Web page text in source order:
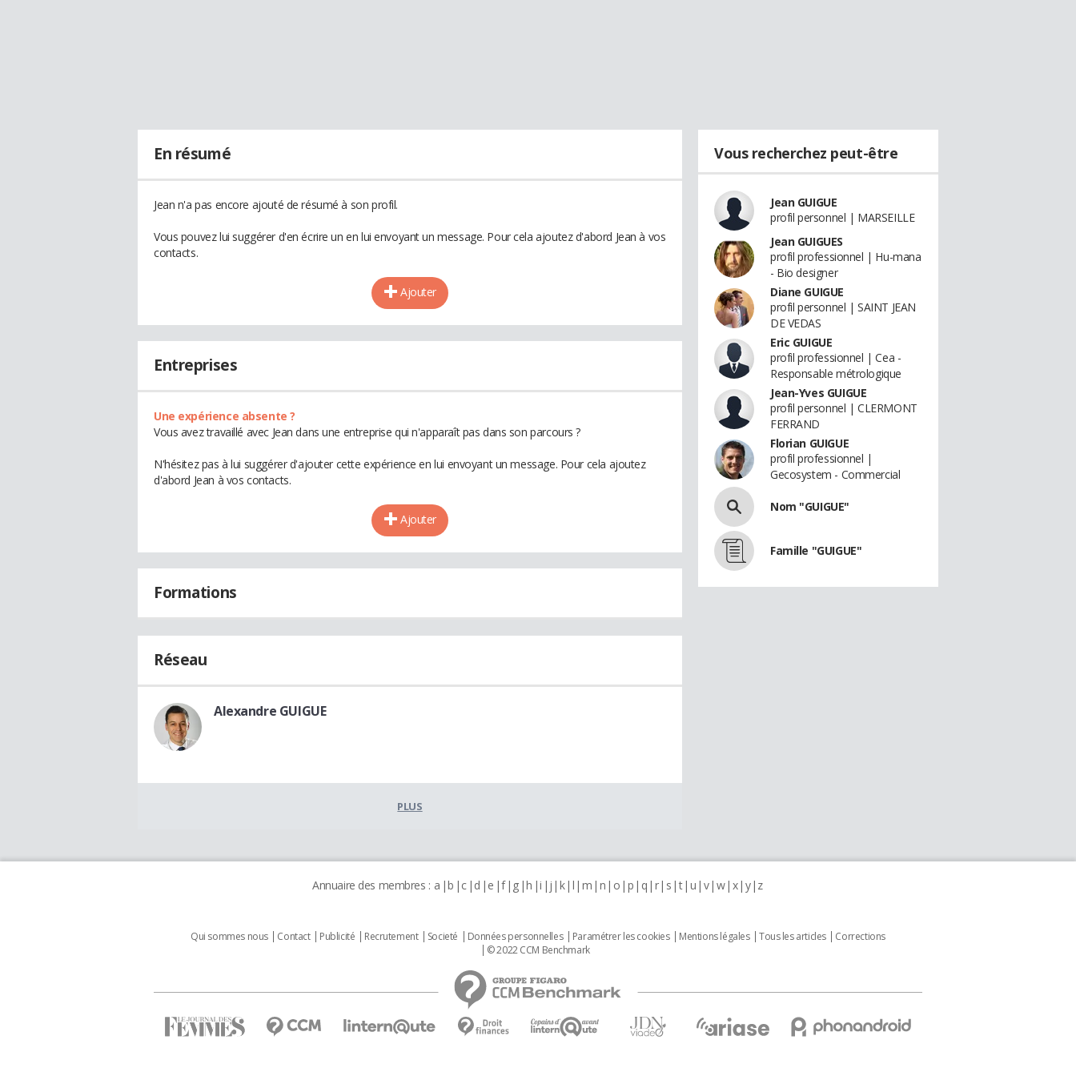
En résumé
Jean n'a pas encore ajouté de résumé à son profil.
Vous pouvez lui suggérer d'en écrire un en lui envoyant un message. Pour cela ajoutez d'abord Jean à vos
contacts.
Ajouter
Entreprises
Une expérience absente ?
Vous avez travaillé avec Jean dans une entreprise qui n'apparaît pas dans son parcours ?
N'hésitez pas à lui suggérer d'ajouter cette expérience en lui envoyant un message. Pour cela ajoutez
d'abord Jean à vos contacts.
Ajouter
Formations
Réseau
Alexandre GUIGUE
PLUS
Vous recherchez peut-être
Jean GUIGUE
profil personnel | MARSEILLE
Jean GUIGUES
profil professionnel | Hu-mana
- Bio designer
Diane GUIGUE
profil personnel | SAINT JEAN
DE VEDAS
Eric GUIGUE
profil professionnel | Cea -
Responsable métrologique
Jean-Yves GUIGUE
profil personnel | CLERMONT
FERRAND
Florian GUIGUE
profil professionnel |
Gecosystem - Commercial
Nom "GUIGUE"
Famille "GUIGUE"
Annuaire des membres : a b c d e f g h i j k l m n o p q r s t u v w x y z
Qui sommes nous Contact Publicité Recrutement Societé Données personnelles Paramétrer les cookies Mentions légales Tous les articles
Corrections
© 2022 CCM Benchmark